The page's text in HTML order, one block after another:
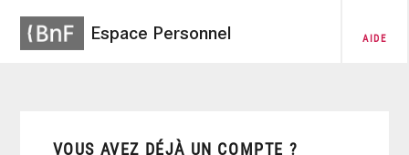
Espace Personnel AIDE
VOUS AVEZ DÉJÀ UN COMPTE ?